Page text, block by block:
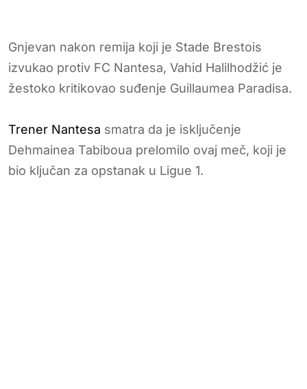
Gnjevan nakon remija koji je Stade Brestois
izvukao protiv FC Nantesa, Vahid Halilhodžić je
žestoko kritikovao suđenje Guillaumea Paradisa.
Trener Nantesa smatra da je isključenje
Dehmainea Tabiboua prelomilo ovaj meč, koji je
bio ključan za opstanak u Ligue 1.